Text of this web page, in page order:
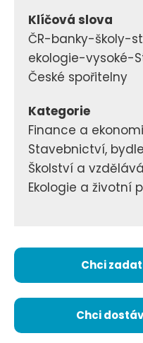
Klíčová slova
ČR-banky-školy-
ekologie-vysoké-
České spořitelny
Kategorie
Finance a
Stavebnictví,
Školství a
Ekologie a životní
Chci
Chci